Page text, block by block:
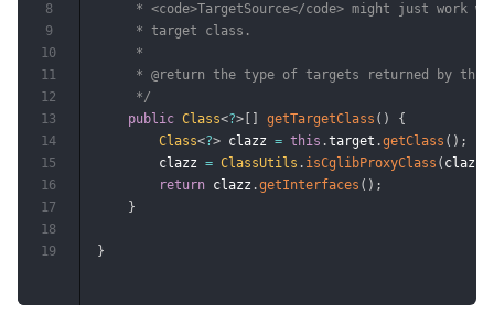
* <code>TargetSource</code> might just work
     * target class.
     *
* @return the type of targets returned by
     */
public Class<?> getTargetClass ( )
{
Class<?> clazz = this .target .getClass ( ) ;
        clazz
= ClassUtils . isCglibProxyClass ( clazz
return clazz .getInterfaces ( ) ;
}
}
8
9
10
11
12
13
14
15
16
17
18
19